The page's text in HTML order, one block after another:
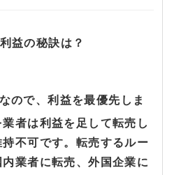
益の秘訣は？
ので、利益を最優先しま
者は利益を足して転売し
不可です。転売するルー
内業者に転売、外国企業に